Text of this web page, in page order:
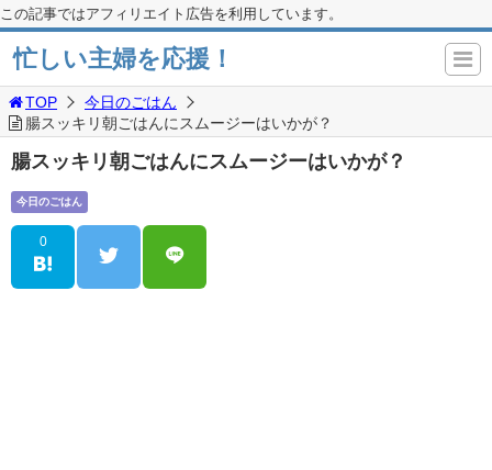
この記事ではアフィリエイト広告を利用しています。
忙しい主婦を応援！
TOP
今日のごはん
腸スッキリ朝ごはんにスムージーはいかが？
腸スッキリ朝ごはんにスムージーはいかが？
今日のごはん
0